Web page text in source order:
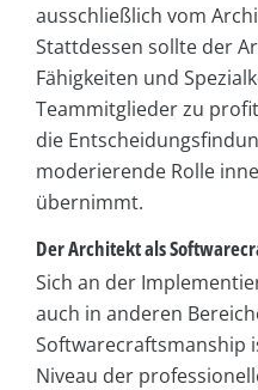
ausschließlich vom
Stattdessen sollte der
Fähigkeiten und
Teammitglieder zu
die
moderierende Rolle
übernimmt.
Der Architekt als
Sich an der
auch in anderen
Softwarecraftsmanship
Niveau der